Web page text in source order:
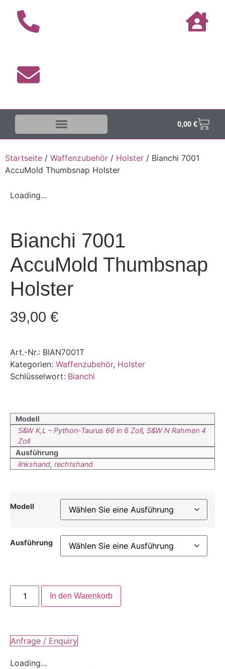
0,00 €
Startseite / Waffenzubehör / Holster / Bianchi 7001
AccuMold Thumbsnap Holster
Loading...
Bianchi 7001
AccuMold Thumbsnap
Holster
39,00 €
Art.-Nr.: BIAN7001T
Kategorien: Waffenzubehör, Holster
Schlüsselwort: Bianchi
Modell
S&W K,L – Python-Taurus 66 in 6 Zoll, S&W N Rahmen 4
Zoll
Ausführung
linkshand, rechtshand
Modell
Ausführung
In den Warenkorb
Anfrage / Enquiry
Loading...